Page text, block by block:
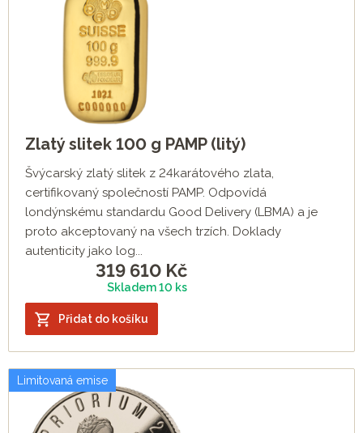
Zlatý slitek 100 g PAMP (litý)
Švýcarský zlatý slitek z 24karátového zlata,
certifikovaný společností PAMP. Odpovídá
londýnskému standardu Good Delivery (LBMA) a je
proto akceptovaný na všech trzích. Doklady
autenticity jako log...
319 610 Kč
Skladem 10 ks
Přidat do košíku
Limitovaná emise